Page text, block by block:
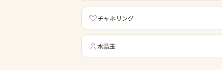
チャネリング
水晶玉